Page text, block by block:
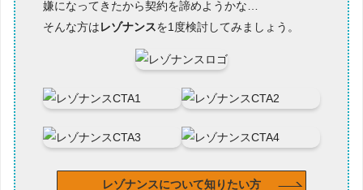
嫌になってきたから契約を諦めようかな…
そんな方はレゾナンスを1度検討してみましょう。
レゾナンスについて知りたい方